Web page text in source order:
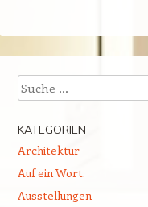
Suchen
KATEGORIEN
Architektur
Auf ein Wort.
Ausstellungen